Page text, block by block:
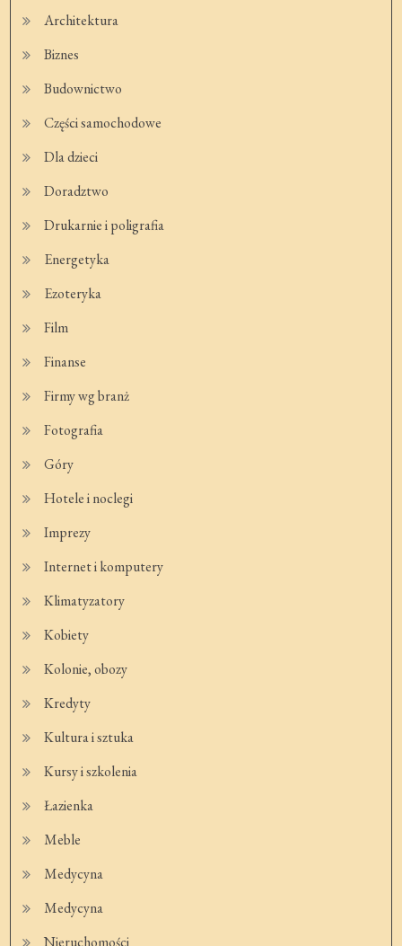
Architektura
Biznes
Budownictwo
Części samochodowe
Dla dzieci
Doradztwo
Drukarnie i poligrafia
Energetyka
Ezoteryka
Film
Finanse
Firmy wg branż
Fotografia
Góry
Hotele i noclegi
Imprezy
Internet i komputery
Klimatyzatory
Kobiety
Kolonie, obozy
Kredyty
Kultura i sztuka
Kursy i szkolenia
Łazienka
Meble
Medycyna
Medycyna
Nieruchomości